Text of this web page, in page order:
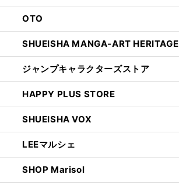
OTO
SHUEISHA MANGA-ART HERITAGE
ジャンプキャラクターズストア
HAPPY PLUS STORE
SHUEISHA VOX
LEEマルシェ
SHOP Marisol